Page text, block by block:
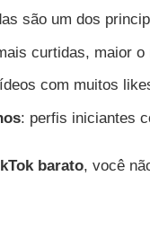
são um dos
curtidas, maior
com muitos
: perfis iniciantes
barato, você